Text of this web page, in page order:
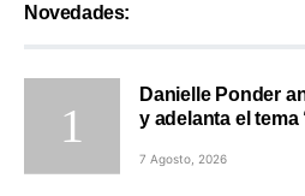
Novedades:
Danielle Ponder
y adelanta el tema
7 Agosto, 2026